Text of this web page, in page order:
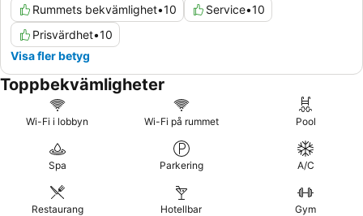
Rummets bekvämlighet•10 Service•10
Prisvärdhet•10
Visa fler betyg
Toppbekvämligheter
Wi-Fi i lobbyn Wi-Fi på rummet Pool
Spa Parkering A/C
Restaurang Hotellbar Gym